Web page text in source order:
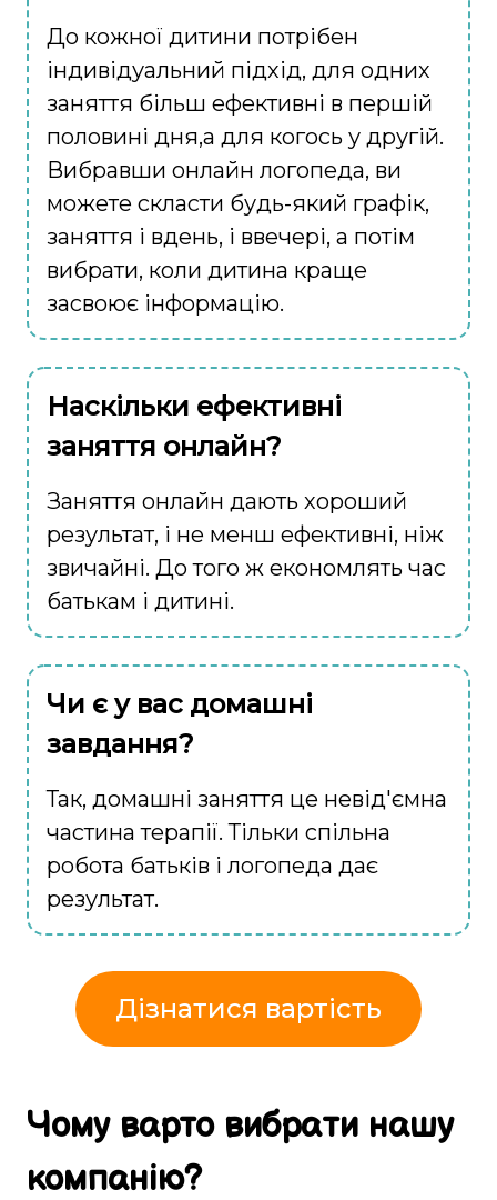
До кожної дитини потрібен
індивідуальний підхід, для одних
заняття більш ефективні в першій
половині дня,а для когось у другій.
Вибравши онлайн логопеда, ви
можете скласти будь-який графік,
заняття і вдень, і ввечері, а потім
вибрати, коли дитина краще
засвоює інформацію.
Наскільки ефективні
заняття онлайн?
Заняття онлайн дають хороший
результат, і не менш ефективні, ніж
звичайні. До того ж економлять час
батькам і дитині.
Чи є у вас домашні
завдання?
Так, домашні заняття це невід'ємна
частина терапії. Тільки спільна
робота батьків і логопеда дає
результат.
Дізнатися вартість
Чому вартовибрати нашу
компанію?